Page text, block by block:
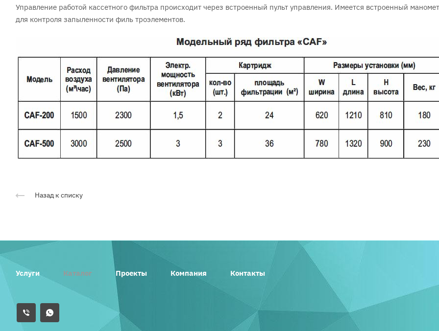
Управление работой кассетного фильтра происходит через встроенный пульт управления. Имеется встроенный
для контроля запыленности филь троэлементов.
Назад к списку
Услуги Каталог Проекты Компания Контакты